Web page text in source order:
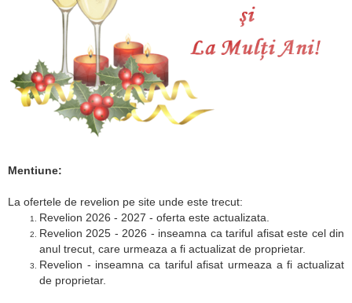
Mentiune:
La ofertele de revelion pe site unde este trecut:
Revelion 2026 - 2027 - oferta este actualizata.
Revelion 2025 - 2026 - inseamna ca tariful afisat este cel din
anul trecut, care urmeaza a fi actualizat de proprietar.
Revelion - inseamna ca tariful afisat urmeaza a fi actualizat
de proprietar.